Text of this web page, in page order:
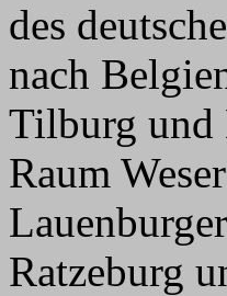
des
nach
Tilburg und
Raum
Ratzeburg